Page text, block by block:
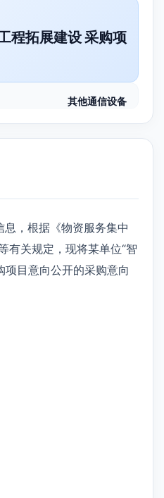
程拓展建设 采购项
其他通信设备
，根据《物资服务集中
有关规定，现将某单位“智
项目意向公开的采购意向